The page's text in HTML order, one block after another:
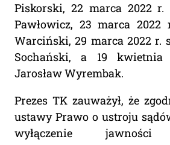
Piskorski, 22 marca 2022 r.
Pawłowicz, 23 marca 2022
Warciński, 29 marca 2022 r.
Sochański, a 19
Jarosław Wyrembak.
Prezes TK zauważył, że
ustawy Prawo o ustroju
wyłączenie jawności